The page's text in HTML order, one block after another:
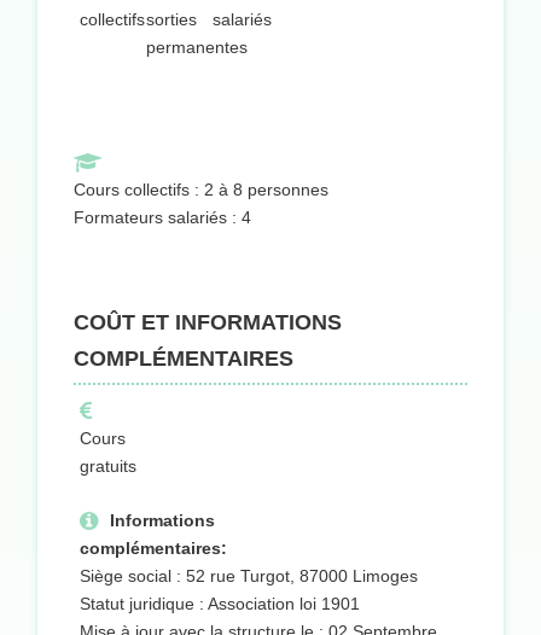
collectifssorties
permanentes
salariés
Cours collectifs : 2 à 8 personnes
Formateurs salariés : 4
COÛT ET INFORMATIONS
COMPLÉMENTAIRES
Cours
gratuits
Informations
complémentaires:
Siège social : 52 rue Turgot, 87000 Limoges
Statut juridique : Association loi 1901